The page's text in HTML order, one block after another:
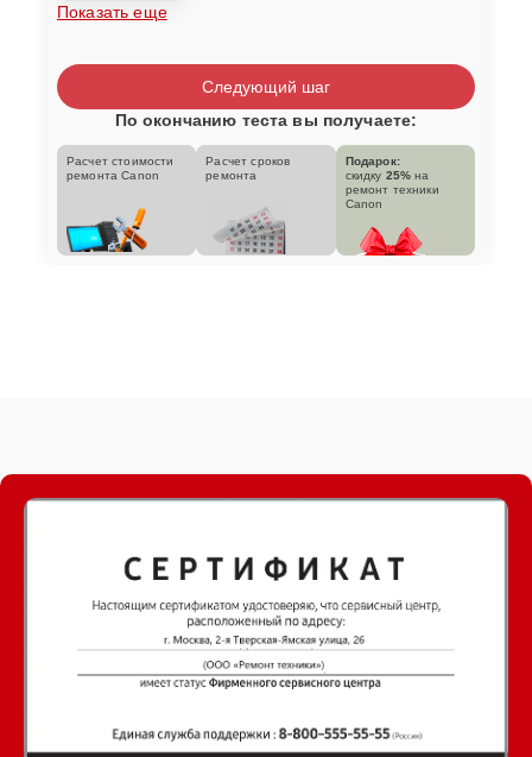
Показать еще
Следующий шаг
По окончанию теста вы получаете:
Расчет стоимости
ремонта Canon
Расчет сроков
ремонта
Подарок:
скидку 25% на
ремонт техники
Canon